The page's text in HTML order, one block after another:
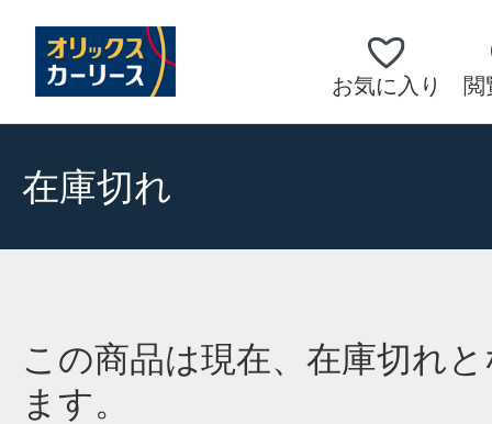
お気に入り 閲
在庫切れ
この商品は現在、在庫切れ
ます。